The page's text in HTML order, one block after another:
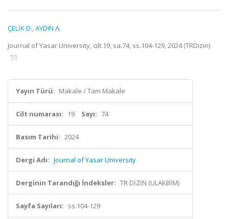
ÇELİK D.,AYDIN A.
Journal of Yasar University, cilt.19, sa.74, ss.104-129, 2024 (TRDizin)
Yayın Türü: Makale / Tam Makale
Cilt numarası: 19 Sayı: 74
Basım Tarihi: 2024
Dergi Adı: Journal of Yasar University
Derginin Tarandığı İndeksler: TR DİZİN (ULAKBİM)
Sayfa Sayıları: ss.104-129